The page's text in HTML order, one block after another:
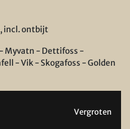
incl. ontbijt
Myvatn - Dettifoss -
- Vik - Skogafoss - Golden
Vergroten